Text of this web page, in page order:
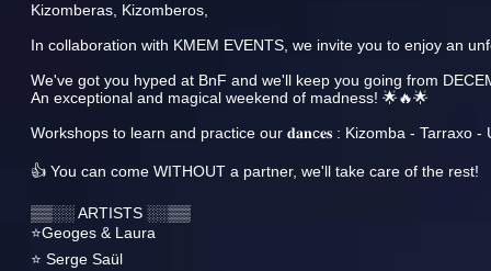
Kizomberas, Kizomberos,
In collaboration with KMEM EVENTS, we invite you to enjoy an
We've got you hyped at BnF and we'll keep you going from
An exceptional and magical weekend of madness! 🌟🔥🌟
Workshops to learn and practice our 𝐝𝐚𝐧c𝐞𝐬 : Kizomba - Tarraxo -
👍 You can come WITHOUT a partner, we'll take care of the rest!
▒▒░░ ARTISTS ░░▒▒
⭐️Geoges & Laura
⭐️ Serge Saül